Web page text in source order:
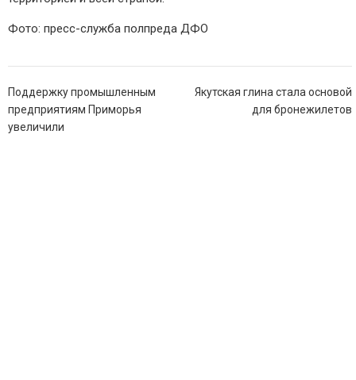
Фото: пресс-служба полпреда ДФО
Навигация
по
записям
Поддержку промышленным
предприятиям Приморья
увеличили
Якутская глина стала основой
для бронежилетов